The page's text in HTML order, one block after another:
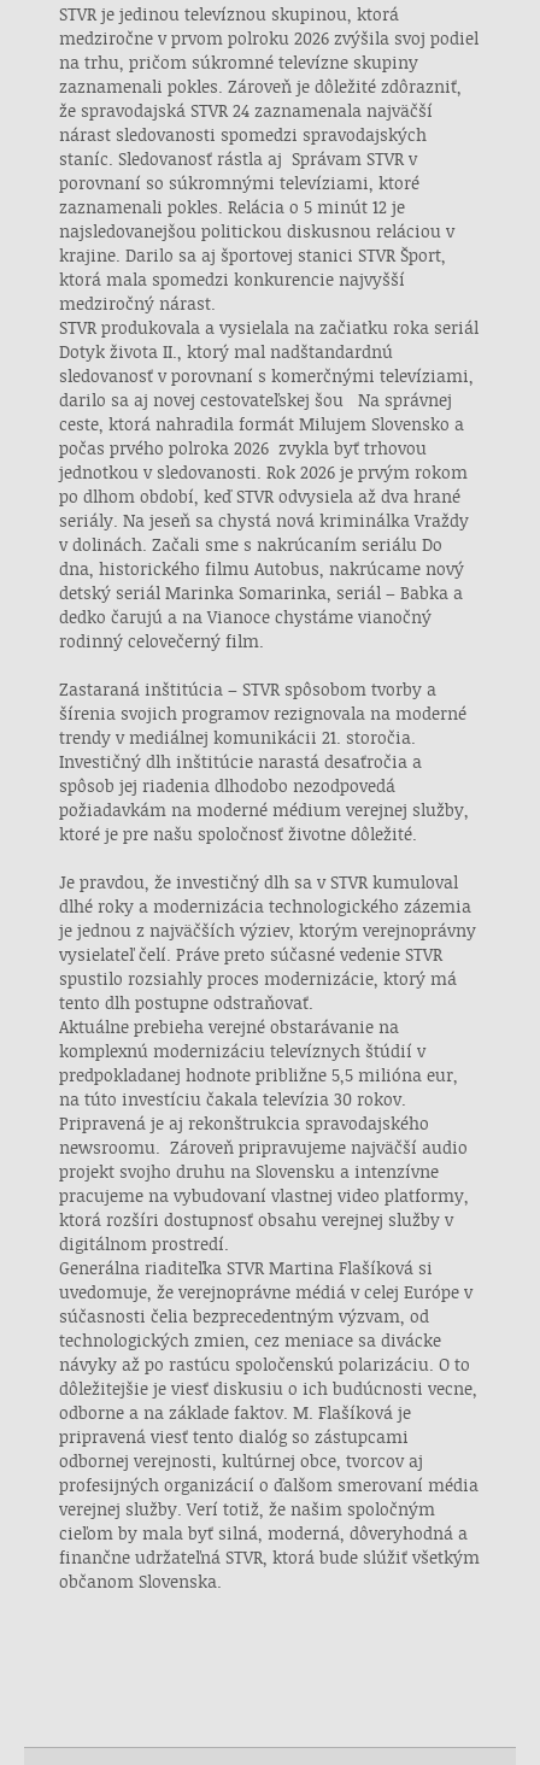
Reklama
STVR je jedinou televíznou skupinou, ktorá
medziročne v prvom polroku 2026 zvýšila svoj podiel
na trhu, pričom súkromné televízne skupiny
zaznamenali pokles. Zároveň je dôležité zdôrazniť,
že spravodajská STVR 24 zaznamenala najväčší
nárast sledovanosti spomedzi spravodajských
staníc. Sledovanosť rástla aj Správam STVR v
porovnaní so súkromnými televíziami, ktoré
zaznamenali pokles. Relácia o 5 minút 12 je
najsledovanejšou politickou diskusnou reláciou v
krajine. Darilo sa aj športovej stanici STVR Šport,
ktorá mala spomedzi konkurencie najvyšší
medziročný nárast.
STVR produkovala a vysielala na začiatku roka seriál
Dotyk života II., ktorý mal nadštandardnú
sledovanosť v porovnaní s komerčnými televíziami,
darilo sa aj novej cestovateľskej šou Na správnej
ceste, ktorá nahradila formát Milujem Slovensko a
počas prvého polroka 2026 zvykla byť trhovou
jednotkou v sledovanosti. Rok 2026 je prvým rokom
po dlhom období, keď STVR odvysiela až dva hrané
seriály. Na jeseň sa chystá nová kriminálka Vraždy
v dolinách. Začali sme s nakrúcaním seriálu Do
dna, historického filmu Autobus, nakrúcame nový
detský seriál Marinka Somarinka, seriál – Babka a
dedko čarujú a na Vianoce chystáme vianočný
rodinný celovečerný film.
Zastaraná inštitúcia – STVR spôsobom tvorby a
šírenia svojich programov rezignovala na moderné
trendy v mediálnej komunikácii 21. storočia.
Investičný dlh inštitúcie narastá desaťročia a
spôsob jej riadenia dlhodobo nezodpovedá
požiadavkám na moderné médium verejnej služby,
ktoré je pre našu spoločnosť životne dôležité.
Je pravdou, že investičný dlh sa v STVR kumuloval
dlhé roky a modernizácia technologického zázemia
je jednou z najväčších výziev, ktorým verejnoprávny
vysielateľ čelí. Práve preto súčasné vedenie STVR
spustilo rozsiahly proces modernizácie, ktorý má
tento dlh postupne odstraňovať.
Aktuálne prebieha verejné obstarávanie na
komplexnú modernizáciu televíznych štúdií v
predpokladanej hodnote približne 5,5 milióna eur,
na túto investíciu čakala televízia 30 rokov.
Pripravená je aj rekonštrukcia spravodajského
newsroomu. Zároveň pripravujeme najväčší audio
projekt svojho druhu na Slovensku a intenzívne
pracujeme na vybudovaní vlastnej video platformy,
ktorá rozšíri dostupnosť obsahu verejnej služby v
digitálnom prostredí.
Generálna riaditeľka STVR Martina Flašíková si
uvedomuje, že verejnoprávne médiá v celej Európe v
súčasnosti čelia bezprecedentným výzvam, od
technologických zmien, cez meniace sa divácke
návyky až po rastúcu spoločenskú polarizáciu. O to
dôležitejšie je viesť diskusiu o ich budúcnosti vecne,
odborne a na základe faktov. M. Flašíková je
pripravená viesť tento dialóg so zástupcami
odbornej verejnosti, kultúrnej obce, tvorcov aj
profesijných organizácií o ďalšom smerovaní média
verejnej služby. Verí totiž, že našim spoločným
cieľom by mala byť silná, moderná, dôveryhodná a
finančne udržateľná STVR, ktorá bude slúžiť všetkým
občanom Slovenska.